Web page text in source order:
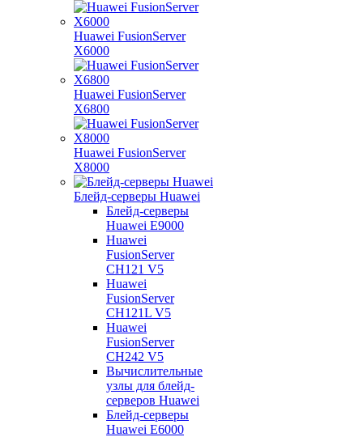
Huawei FusionServer
X6000
Huawei FusionServer
X6800
Huawei FusionServer
X8000
Блейд-серверы Huawei
Блейд-серверы
Huawei E9000
Huawei
FusionServer
CH121 V5
Huawei
FusionServer
CH121L V5
Huawei
FusionServer
CH242 V5
Вычислительные
узлы для блейд-
серверов Huawei
Блейд-серверы
Huawei E6000